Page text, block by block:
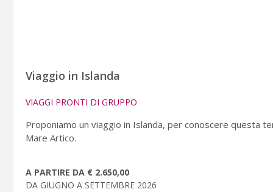
Viaggio in Islanda
VIAGGI PRONTI DI GRUPPO
Proponiamo un viaggio in Islanda, per conoscere questa
Mare Artico.
A PARTIRE DA € 2.650,00
DA GIUGNO A SETTEMBRE 2026